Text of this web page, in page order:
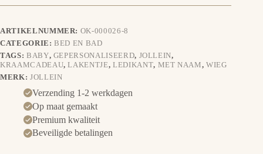
ARTIKELNUMMER: OK-000026-8
CATEGORIE:BED EN BAD
TAGS: BABY, GEPERSONALISEERD, JOLLEIN,
KRAAMCADEAU,LAKENTJE, LEDIKANT, MET NAAM,WIEG
MERK: JOLLEIN
Verzending 1-2 werkdagen
Op maat gemaakt
Premium kwaliteit
Beveiligde betalingen